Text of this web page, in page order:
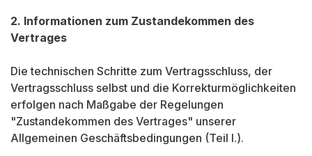
2. Informationen zum Zustandekommen des
Vertrages
Die technischen Schritte zum Vertragsschluss, der
Vertragsschluss selbst und die Korrekturmöglichkeiten
erfolgen nach Maßgabe der Regelungen
"Zustandekommen des Vertrages" unserer
Allgemeinen Geschäftsbedingungen (Teil I.).